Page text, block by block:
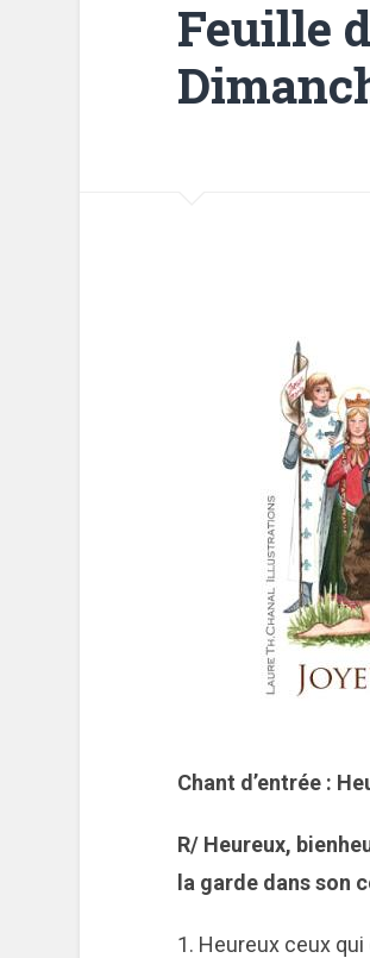
Feuille
Chant d’entrée :
R/ Heureux,
la garde dans son
1. Heureux ceux